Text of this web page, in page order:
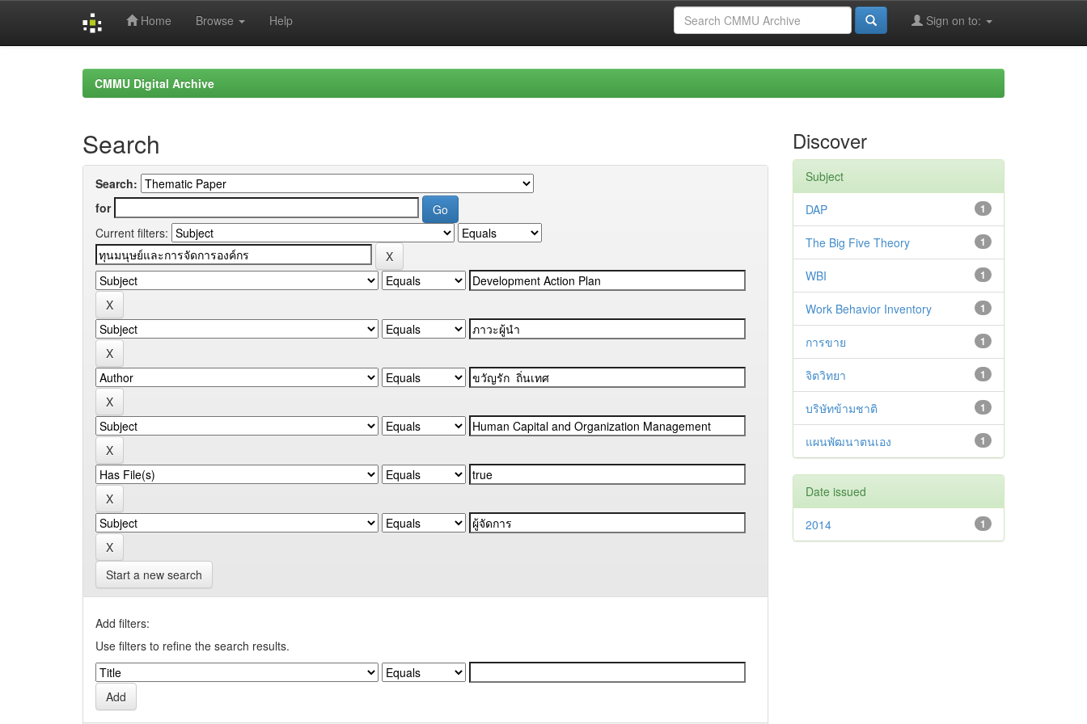
Home Browse Help Sign on to:
CMMU Digital Archive
Search
Search:
for
Current filters:
Start a new search
Add filters:
Use filters to refine the search results.
Discover
Subject
1
DAP
1
The Big Five Theory
1
WBI
1
Work Behavior Inventory
1
การขาย
1
จิตวิทยา
1
บริษัทข้ามชาติ
1
แผนพัฒนาตนเอง
Date issued
1
2014